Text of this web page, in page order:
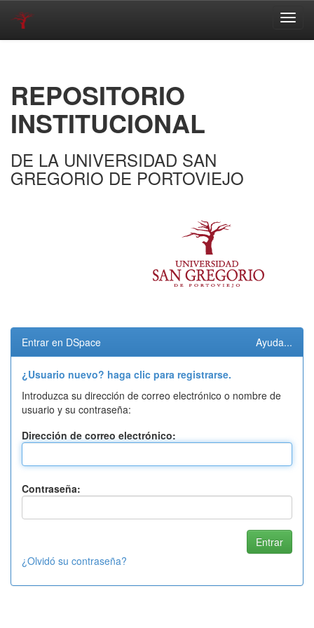
REPOSITORIO
INSTITUCIONAL
DE LA UNIVERSIDAD SAN
GREGORIO DE PORTOVIEJO
Entrar en DSpace Ayuda...
¿Usuario nuevo? haga clic para registrarse.
Introduzca su dirección de correo electrónico o nombre de
usuario y su contraseña:
Dirección de correo electrónico:
Contraseña:
¿Olvidó su contraseña?